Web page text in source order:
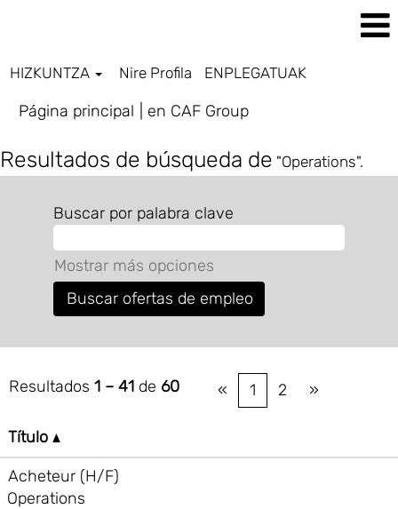
HIZKUNTZA Nire Profila ENPLEGATUAK
Página principal en CAF Group(página
Resultados de búsqueda de "Operations".
Buscar por palabra clave
Mostrar más opciones
Resultados 1 – 41 de 60 « 1 2 »
Título
Acheteur (H/F)
Operations